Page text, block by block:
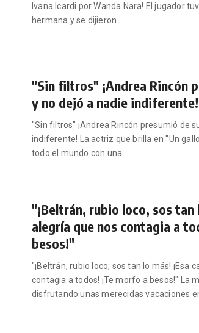
Ivana Icardi por Wanda Nara! El jugador
hermana y se dijieron
"Sin filtros" ¡Andrea Rincón
y no dejó a nadie indiferente!
"Sin filtros" ¡Andrea Rincón presumió de
indiferente! La actriz que brilla en "Un
todo el mundo con una
"¡Beltrán, rubio loco, sos tan
alegría que nos contagia a
besos!"
"¡Beltrán, rubio loco, sos tan lo más! ¡Esa
contagia a todos! ¡Te morfo a besos!" La
disfrutando unas merecidas vacaciones